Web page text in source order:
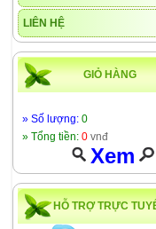
LIÊN HỆ
GIỎ HÀNG
» Số lượng: 0
» Tổng tiền: 0 vnđ
Xem
HỖ TRỢ TRỰC